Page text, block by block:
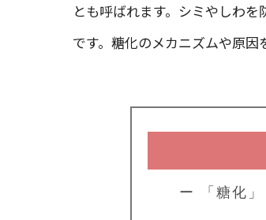
とも呼ばれます。シミやしわ
です。糖化のメカニズムや原因
ー 「糖化」